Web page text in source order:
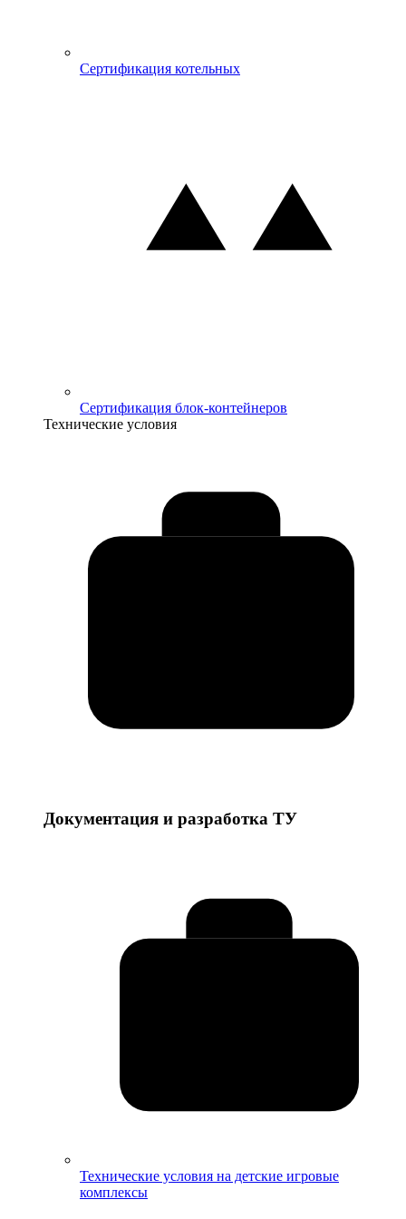
Сертификация котельных
Сертификация блок-контейнеров
Технические условия
Документация и разработка ТУ
Технические условия на детские игровые
комплексы